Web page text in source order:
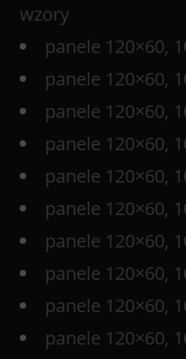
wzory
panele 120×60,
panele 120×60,
panele 120×60,
panele 120×60,
panele 120×60,
panele 120×60,
panele 120×60,
panele 120×60,
panele 120×60,
panele 120×60,